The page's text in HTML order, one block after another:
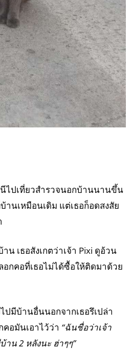
ไปเที่ยวสำรวจนอกบ้านนานขึ้น
นเหมือนเดิม แต่เธอก็อดสงสัย
เธอสังเกตว่าเจ้า Pixi ดูอ้วน
กคอที่เธอไม่ได้ซื้อให้ติดมาด้วย
ปมีบ้านอื่นนอกจากเธอรึเปล่า
อมันเอาไว้ว่า “ฉันชื่อว่าเจ้า
น 2 หลังนะ ฮ่าๆๆ”